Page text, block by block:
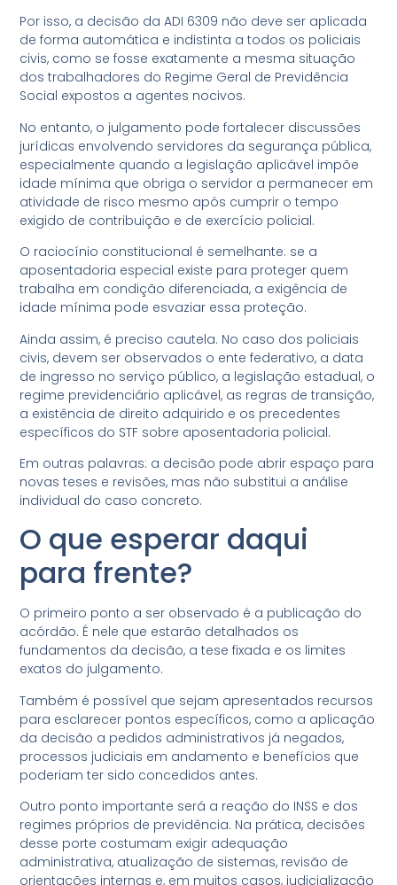
Por isso, a decisão da ADI 6309 não deve ser aplicada
de forma automática e indistinta a todos os policiais
civis, como se fosse exatamente a mesma situação
dos trabalhadores do Regime Geral de Previdência
Social expostos a agentes nocivos.
No entanto, o julgamento pode fortalecer discussões
jurídicas envolvendo servidores da segurança pública,
especialmente quando a legislação aplicável impõe
idade mínima que obriga o servidor a permanecer em
atividade de risco mesmo após cumprir o tempo
exigido de contribuição e de exercício policial.
O raciocínio constitucional é semelhante: se a
aposentadoria especial existe para proteger quem
trabalha em condição diferenciada, a exigência de
idade mínima pode esvaziar essa proteção.
Ainda assim, é preciso cautela. No caso dos policiais
civis, devem ser observados o ente federativo, a data
de ingresso no serviço público, a legislação estadual, o
regime previdenciário aplicável, as regras de transição,
a existência de direito adquirido e os precedentes
específicos do STF sobre aposentadoria policial.
Em outras palavras: a decisão pode abrir espaço para
novas teses e revisões, mas não substitui a análise
individual do caso concreto.
O que esperar daqui
para frente?
O primeiro ponto a ser observado é a publicação do
acórdão. É nele que estarão detalhados os
fundamentos da decisão, a tese fixada e os limites
exatos do julgamento.
Também é possível que sejam apresentados recursos
para esclarecer pontos específicos, como a aplicação
da decisão a pedidos administrativos já negados,
processos judiciais em andamento e benefícios que
poderiam ter sido concedidos antes.
Outro ponto importante será a reação do INSS e dos
regimes próprios de previdência. Na prática, decisões
desse porte costumam exigir adequação
administrativa, atualização de sistemas, revisão de
orientações internas e, em muitos casos, judicialização